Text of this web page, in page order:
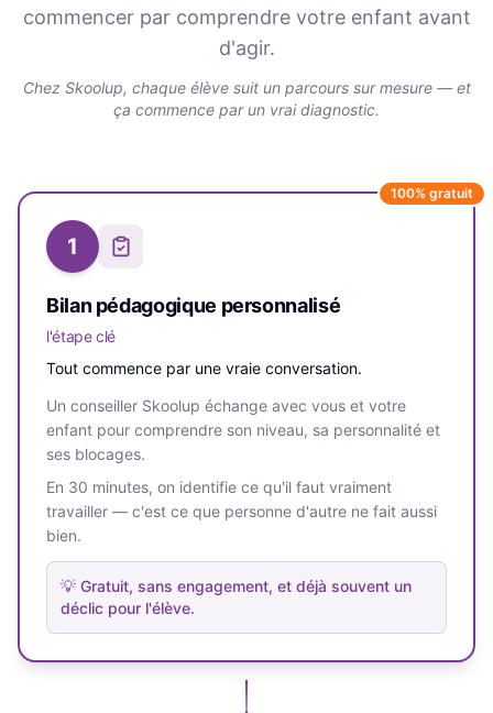
commencer par comprendre votre enfant avant
d'agir.
Chez Skoolup, chaque élève suit un parcours sur mesure — et
ça commence par un vrai diagnostic.
100% gratuit
1
Bilan pédagogique personnalisé
l'étape clé
Tout commence par une vraie conversation.
Un conseiller Skoolup échange avec vous et votre
enfant pour comprendre son niveau, sa personnalité et
ses blocages.
En 30 minutes, on identifie ce qu'il faut vraiment
travailler — c'est ce que personne d'autre ne fait aussi
bien.
💡 Gratuit, sans engagement, et déjà souvent un
déclic pour l'élève.